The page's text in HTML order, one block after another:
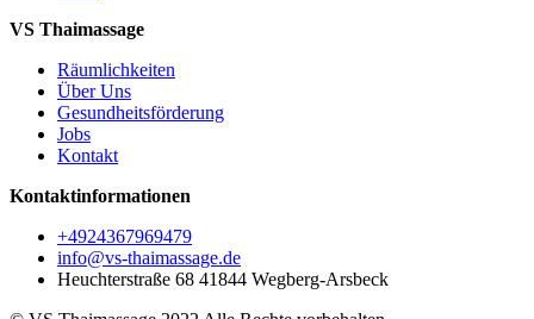
VS Thaimassage
Räumlichkeiten
Über Uns
Gesundheitsförderung
Jobs
Kontakt
Kontaktinformationen
+4924367969479
info@vs-thaimassage.de
Heuchterstraße 68 41844 Wegberg-Arsbeck